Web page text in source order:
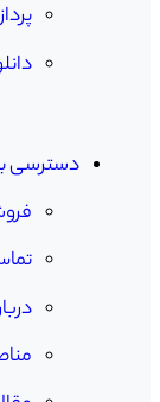
دسترسی